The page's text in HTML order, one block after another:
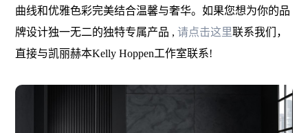
曲线和优雅色彩完美结合温馨与奢华。如果您想为你的品
牌设计独一无二的独特专属产品 ,请点击这里联系我们 ，
直接与凯丽赫本Kelly Hoppen工作室联系!